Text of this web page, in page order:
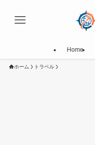
Home
ホーム トラベル